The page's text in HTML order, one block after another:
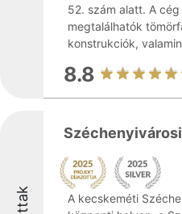
52. szám alatt. A
megtalálhatók
konstrukciók,
8.8
A kecskeméti